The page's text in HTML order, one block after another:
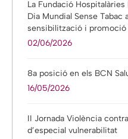
La Fundació
Dia Mundial Sense
sensibilització i promoció
02/06/2026
8a posició en els BCN
16/05/2026
II Jornada Violència
d’especial vulnerabilitat